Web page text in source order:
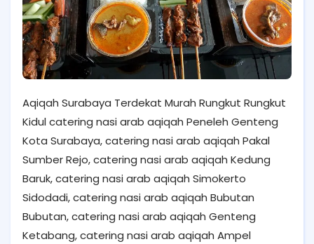
Aqiqah Surabaya Terdekat Murah Rungkut Rungkut
Kidul catering nasi arab aqiqah Peneleh Genteng
Kota Surabaya, catering nasi arab aqiqah Pakal
Sumber Rejo, catering nasi arab aqiqah Kedung
Baruk, catering nasi arab aqiqah Simokerto
Sidodadi, catering nasi arab aqiqah Bubutan
Bubutan, catering nasi arab aqiqah Genteng
Ketabang, catering nasi arab aqiqah Ampel